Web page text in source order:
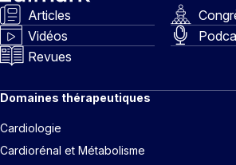
Articles
Vidéos
Revues
Domaines thérapeutiques
Cardiologie
Cardiorénal et Métabolisme